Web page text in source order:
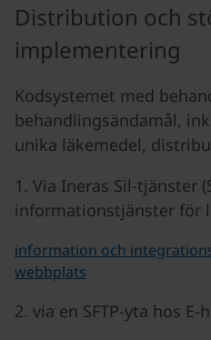
Distribution och
implementering
Kodsystemet med
behandlingsändamål,
unika läkemedel,
1. Via Ineras Sil-tjänster
informationstjänster för
information och
webbplats
2. via en SFTP-yta hos